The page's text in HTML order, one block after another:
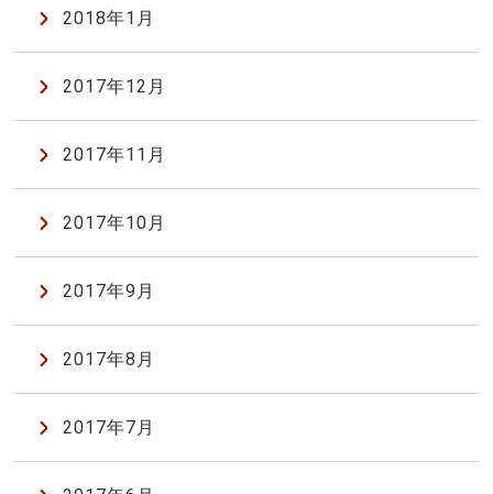
2018年1月
2017年12月
2017年11月
2017年10月
2017年9月
2017年8月
2017年7月